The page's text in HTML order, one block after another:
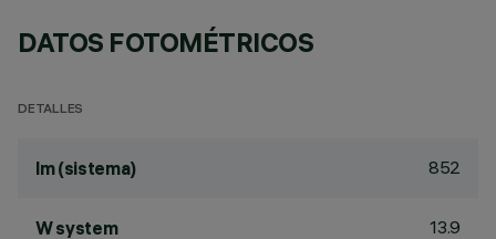
DATOS FOTOMÉTRICOS
DETALLES
lm (sistema) 852
W system 13.9